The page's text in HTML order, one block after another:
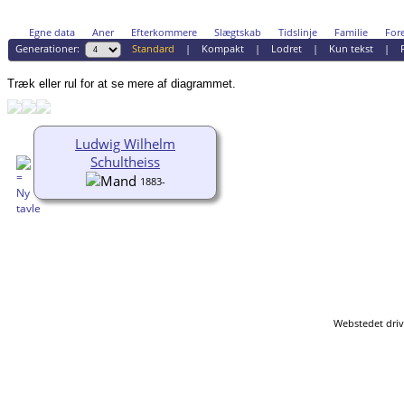
Egne data Aner Efterkommere Slægtskab Tidslinje Familie
Generationer:
Standard | Kompakt| Lodret| Kun tekst|
Træk eller rul for at se mere af diagrammet.
Ludwig Wilhelm
Schultheiss
1883-
Webstedet